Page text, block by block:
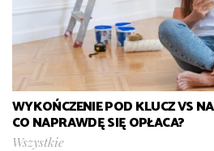
WYKOŃCZENIE POD KLUCZ VS
CO NAPRAWDĘ SIĘ OPŁACA?
Wszystkie